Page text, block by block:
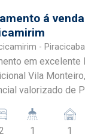
á
-
em excelente
Vila
valorizado de
e com fácil
2 1 1